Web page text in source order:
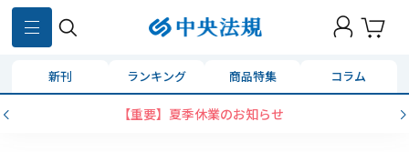
新刊 ランキング 商品特集 コラム
【重要】夏季休業のお知らせ